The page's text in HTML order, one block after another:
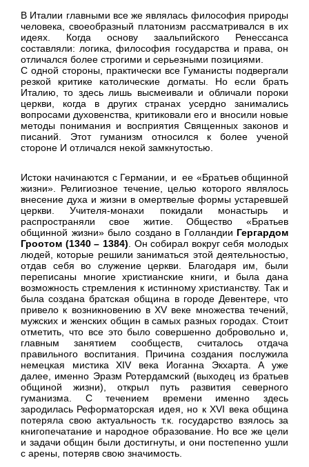
В Италии главными все же являлась философия природы
человека, своеобразный платонизм рассматривался в их
идеях. Когда основу заальпийского Ренессанса
составляли: логика, философия государства и права, он
отличался более строгими и серьезными позициями.
С одной стороны, практически все Гуманисты подвергали
резкой критике католические догматы. Но если брать
Италию, то здесь лишь высмеивали и обличали пороки
церкви, когда в других странах усердно занимались
вопросами духовенства, критиковали его и вносили новые
методы понимания и восприятия Священных законов и
писаний. Этот гуманизм относился к более ученой
стороне И отличался некой замкнутостью.
Истоки начинаются с Германии, и ее «Братьев общинной
жизни». Религиозное течение, целью которого являлось
внесение духа и жизни в омертвелые формы устаревшей
церкви. Учителя-монахи покидали монастырь и
распространяли свое житие. Общество «Братьев
общинной жизни» было создано в Голландии Гергардом
Гроотом (1340 – 1384) . Он собирал вокруг себя молодых
людей, которые решили заниматься этой деятельностью,
отдав себя во служение церкви. Благодаря им, были
переписаны многие христианские книги, и была дана
возможность стремления к истинному христианству. Так и
была создана братская община в городе Девентере, что
привело к возникновению в XV веке множества течений,
мужских и женских общин в самых разных городах. Стоит
отметить, что все это было совершенно добровольно и,
главным занятием сообществ, считалось отдача
правильного воспитания. Причина создания послужила
немецкая мистика XIV века Иоганна Экхарта. А уже
далее, именно Эразм Ротердамский (выходец из братьев
общиной жизни), открыл путь развития северного
гуманизма. С течением времени именно здесь
зародилась Реформаторская идея, но к XVI века община
потеряла свою актуальность т.к. государство взялось за
книгопечатание и народное образование. Но все же цели
и задачи общин были достигнуты, и они постепенно ушли
с арены, потеряв свою значимость.